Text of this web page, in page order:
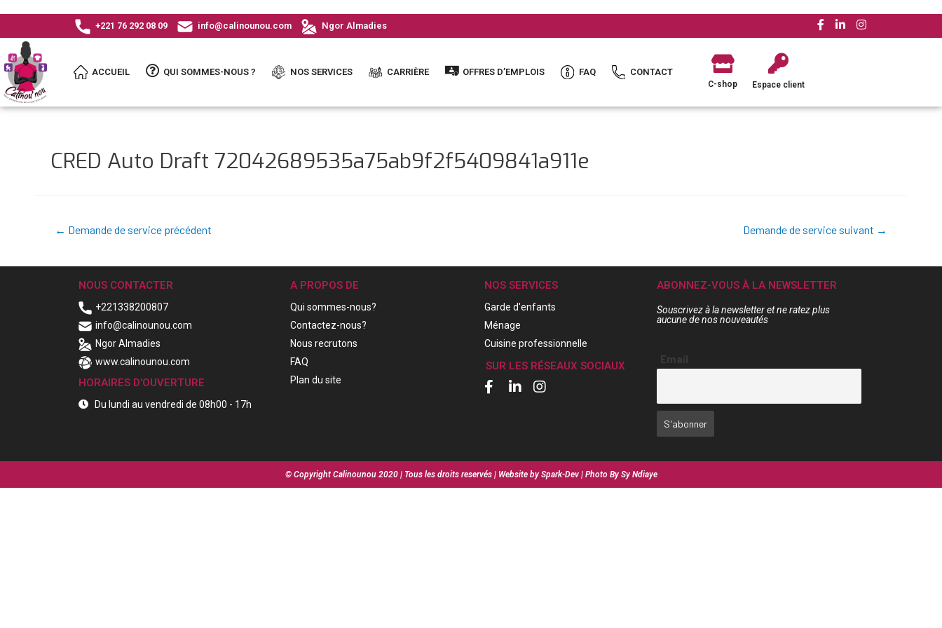
+221 76 292 08 09 info@calinounou.com Ngor Almadies
ACCUEIL QUI SOMMES-NOUS ? NOS SERVICES CARRIÈRE OFFRES D’EMPLOIS FAQ CONTACT
C-shop Espace client
CRED Auto Draft 72042689535a75ab9f2f5409841a911e
← Demande de service précédent Demande de service suivant →
NOUS CONTACTER
+221338200807
info@calinounou.com
Ngor Almadies
www.calinounou.com
HORAIRES D'OUVERTURE
Du lundi au vendredi de 08h00 - 17h
A PROPOS DE
Qui sommes-nous?
Contactez-nous?
Nous recrutons
FAQ
Plan du site
NOS SERVICES
Garde d'enfants
Ménage
Cuisine professionnelle
SUR LES RÉSEAUX SOCIAUX
ABONNEZ-VOUS À LA NEWSLETTER
Souscrivez à la newsletter et ne ratez plus
aucune de nos nouveautés
Email
© Copyright Calinounou 2020 | Tous les droits reservés | Website by Spark-Dev | Photo By Sy Ndiaye